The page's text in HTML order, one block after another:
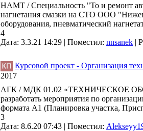
НАМТ / Специальность "То и ремонт
нагнетания смазки на СТО ООО
оборудования, пневматичеcкий
4
Дата: 3.3.21 14:29 | Поместил: nnsanek |
Курсовой проект - Организация
2017
АГК / МДК 01.02 «ТЕХНИЧЕСКОЕ
разработать мероприятия по
формата А1 (Планировка участка,
3
Дата: 8.6.20 07:43 | Поместил: